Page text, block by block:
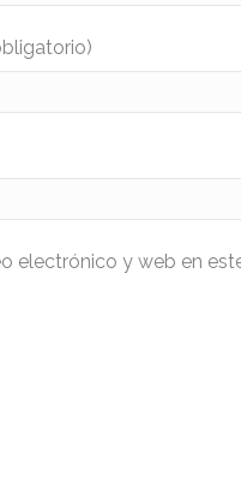
electrónico y web en